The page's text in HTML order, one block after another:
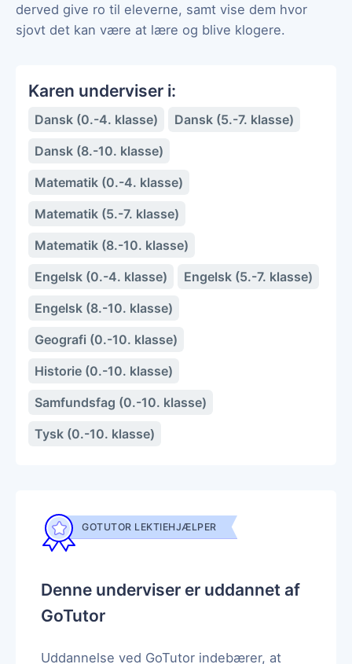
derved give ro til eleverne, samt vise dem hvor
sjovt det kan være at lære og blive klogere.
Karen underviser i:
Dansk (0.-4. klasse)
Dansk (5.-7. klasse)
Dansk (8.-10. klasse)
Matematik (0.-4. klasse)
Matematik (5.-7. klasse)
Matematik (8.-10. klasse)
Engelsk (0.-4. klasse)
Engelsk (5.-7. klasse)
Engelsk (8.-10. klasse)
Geografi (0.-10. klasse)
Historie (0.-10. klasse)
Samfundsfag (0.-10. klasse)
Tysk (0.-10. klasse)
GOTUTOR LEKTIEHJÆLPER
Denne underviser er uddannet af
GoTutor
Uddannelse ved GoTutor indebærer, at